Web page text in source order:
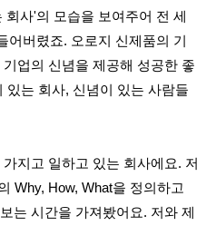
회사'의 모습을 보여주어 전 세
어버렸죠. 오로지 신제품의 기
업의 신념을 제공해 성공한 좋
있는 회사, 신념이 있는 사람들
지고 일하고 있는 회사에요. 저
Why, How, What을 정의하고
는 시간을 가져봤어요. 저와 제